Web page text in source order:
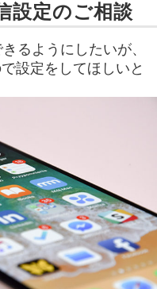
設定のご相談
るようにしたいが、
設定をしてほしいと